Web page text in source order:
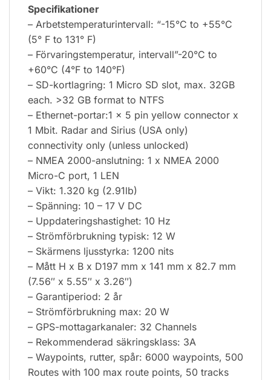
Specifikationer
– Arbetstemperaturintervall: “-15°C to +55°C
(5° F to 131° F)
– Förvaringstemperatur, intervall”-20°C to
+60°C (4°F to 140°F)
– SD-kortlagring: 1 Micro SD slot, max. 32GB
each. >32 GB format to NTFS
– Ethernet-portar:1 x 5 pin yellow connector x
1 Mbit. Radar and Sirius (USA only)
connectivity only (unless unlocked)
– NMEA 2000-anslutning: 1 x NMEA 2000
Micro-C port, 1 LEN
– Vikt: 1.320 kg (2.91lb)
– Spänning: 10 – 17 V DC
– Uppdateringshastighet: 10 Hz
– Strömförbrukning typisk: 12 W
– Skärmens ljusstyrka: 1200 nits
– Mått H x B x D197 mm x 141 mm x 82.7 mm
(7.56″ x 5.55″ x 3.26″)
– Garantiperiod: 2 år
– Strömförbrukning max: 20 W
– GPS-mottagarkanaler: 32 Channels
– Rekommenderad säkringsklass: 3A
– Waypoints, rutter, spår: 6000 waypoints, 500
Routes with 100 max route points, 50 tracks